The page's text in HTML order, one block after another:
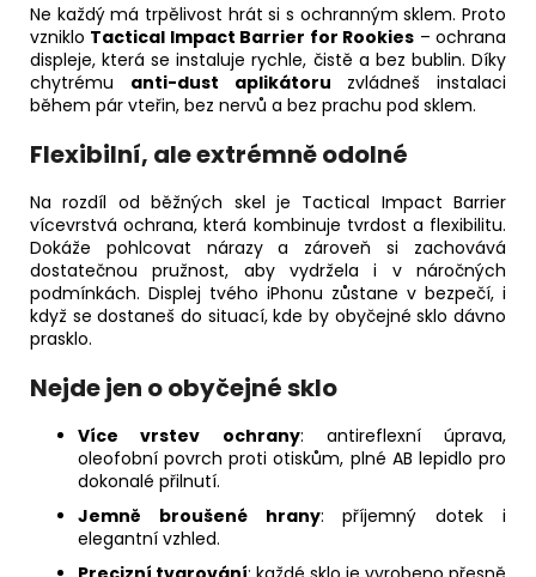
Ne každý má trpělivost hrát si s ochranným sklem. Proto
vzniklo Tactical Impact Barrier for Rookies – ochrana
displeje, která se instaluje rychle, čistě a bez bublin. Díky
chytrému anti-dust aplikátoru zvládneš instalaci
během pár vteřin, bez nervů a bez prachu pod sklem.
Flexibilní, ale extrémně odolné
Na rozdíl od běžných skel je Tactical Impact Barrier
vícevrstvá ochrana, která kombinuje tvrdost a flexibilitu.
Dokáže pohlcovat nárazy a zároveň si zachovává
dostatečnou pružnost, aby vydržela i v náročných
podmínkách. Displej tvého iPhonu zůstane v bezpečí, i
když se dostaneš do situací, kde by obyčejné sklo dávno
prasklo.
Nejde jen o obyčejné sklo
Více vrstev ochrany: antireflexní úprava,
oleofobní povrch proti otiskům, plné AB lepidlo pro
dokonalé přilnutí.
Jemně broušené hrany: příjemný dotek i
elegantní vzhled.